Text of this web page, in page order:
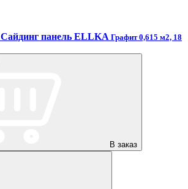
Сайдинг панель ELLKA Графит 0,615 м2, 18
В заказ